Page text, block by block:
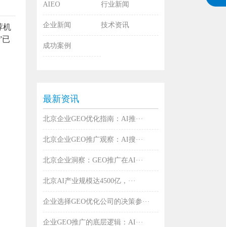
机
已
AIEO 行业新闻
企业新闻 技术资讯
成功案例
最新资讯
北京企业GEO优化指南：AI推···
北京企业GEO推广观察：AI搜···
北京企业洞察：GEO推广在AI···
北京AI产业规模达4500亿，···
企业选择GEO优化公司的决策参···
企业GEO推广的底层逻辑：AI···